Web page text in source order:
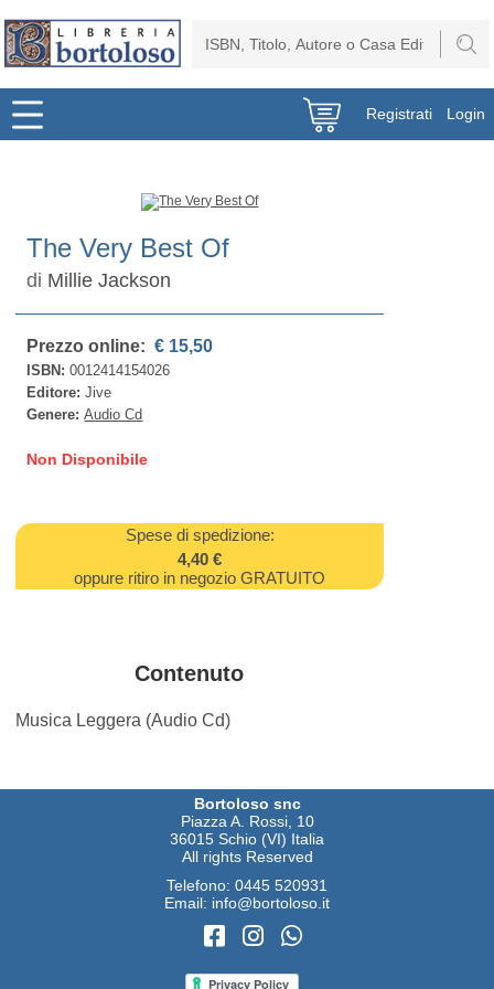
Registrati Login
The Very Best Of
di Millie Jackson
Prezzo online: € 15,50
ISBN:0012414154026
Editore:Jive
Genere:Audio Cd
Non Disponibile
Spese di spedizione:
4,40 €
oppure ritiro in negozio GRATUITO
Contenuto
Musica Leggera (Audio Cd)
Bortoloso snc
Piazza A. Rossi, 10
36015 Schio (VI) Italia
All rights Reserved
Telefono: 0445 520931
Email: info@bortoloso.it